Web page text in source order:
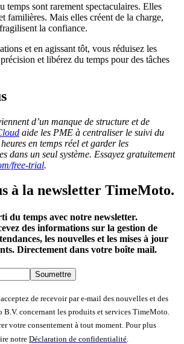
temps sont rarement spectaculaires. Elles
familières. Mais elles créent de la charge,
la confiance.
et en agissant tôt, vous réduisez les
et libérez du temps pour des tâches
d’un manque de structure et de
aide les PME à centraliser le suivi du
en temps réel et garder les
dans un seul système. Essayez gratuitement
free-trial.
à la newsletter TimeMoto.
du temps avec notre newsletter.
des informations sur la gestion de
les nouvelles et les mises à jour
Directement dans votre boîte mail.
Soumettre
de recevoir par e-mail des nouvelles et des
concernant les produits et services TimeMoto.
votre consentement à tout moment. Pour plus
notre Déclaration de confidentialité